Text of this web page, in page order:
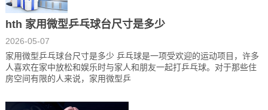
hth 家用微型乒乓球台尺寸是多少
2026-05-07
家用微型乒乓球台尺寸是多少 乒乓球是一项受欢迎的运动项目，许多
人喜欢在家中放松和娱乐时与家人和朋友一起打乒乓球。对于那些住
房空间有限的人来说，家用微型乒